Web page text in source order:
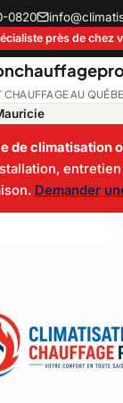
0820
près de chez
CHAUFFAGE AU
de climatisation
Demander